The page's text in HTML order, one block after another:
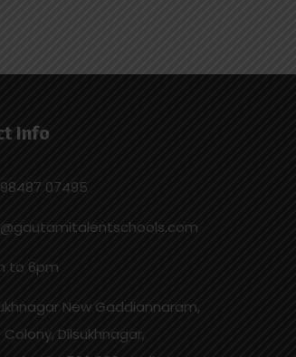
Info
98487 07495
to 6pm
New Gaddiannaram,
Colony, Dilsukhnagar,